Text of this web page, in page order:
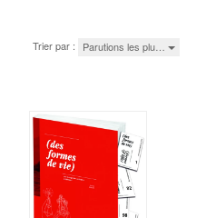
Trier par : Parutions les plu…